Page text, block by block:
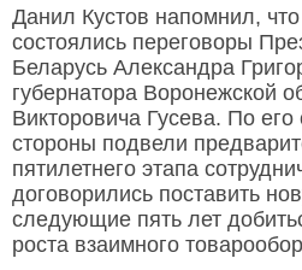
Данил Кустов напомнил,
состоялись переговоры
Беларусь Александра
губернатора Воронежской
Викторовича Гусева. По его
стороны подвели
пятилетнего этапа
договорились поставить
следующие пять лет
роста взаимного